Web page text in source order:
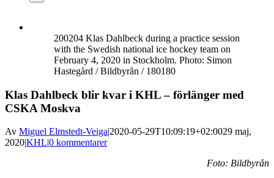
200204 Klas Dahlbeck during a practice session
with the Swedish national ice hockey team on
February 4, 2020 in Stockholm. Photo: Simon
Hastegård / Bildbyrån / 180180
Klas Dahlbeck blir kvar i KHL – förlänger med
CSKA Moskva
Av Miguel Elmstedt-Veiga|2020-05-29T10:09:19+02:0029 maj,
2020|KHL|0 kommentarer
Foto: Bildbyrån